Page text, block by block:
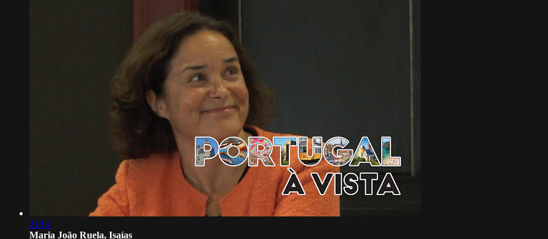
21:01
Maria João Ruela, Isaías